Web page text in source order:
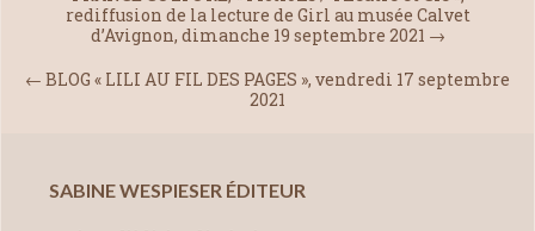
rediffusion de la lecture de Girl au musée Calvet
d’Avignon, dimanche 19 septembre 2021 →
← BLOG « LILI AU FIL DES PAGES », vendredi 17 septembre
2021
SABINE WESPIESER ÉDITEUR